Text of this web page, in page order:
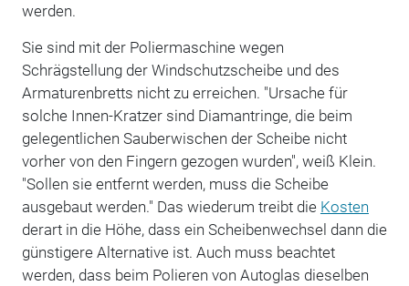
werden.
Sie sind mit der Poliermaschine wegen
Schrägstellung der Windschutzscheibe und des
Armaturenbretts nicht zu erreichen. "Ursache für
solche Innen-Kratzer sind Diamantringe, die beim
gelegentlichen Sauberwischen der Scheibe nicht
vorher von den Fingern gezogen wurden", weiß Klein.
"Sollen sie entfernt werden, muss die Scheibe
ausgebaut werden." Das wiederum treibt die Kosten
derart in die Höhe, dass ein Scheibenwechsel dann die
günstigere Alternative ist. Auch muss beachtet
werden, dass beim Polieren von Autoglas dieselben